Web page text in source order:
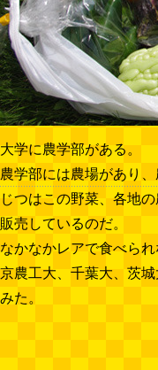
大学に農学部がある。
農学部には農場があり
じつはこの野菜、各地
販売しているのだ。
なかなかレアで食べら
京農工大、千葉大、茨
みた。